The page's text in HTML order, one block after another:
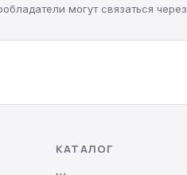
могут связаться через
КАТАЛОГ